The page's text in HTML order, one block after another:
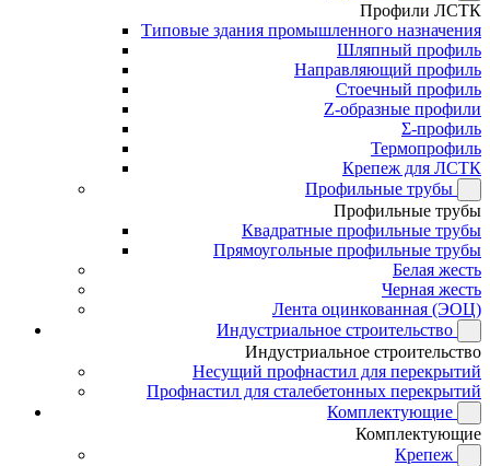
Профили ЛСТК
Типовые здания промышленного назначения
Шляпный профиль
Направляющий профиль
Стоечный профиль
Z-образные профили
Σ-профиль
Термопрофиль
Крепеж для ЛСТК
Профильные трубы
Профильные трубы
Квадратные профильные трубы
Прямоугольные профильные трубы
Белая жесть
Черная жесть
Лента оцинкованная (ЭОЦ)
Индустриальное строительство
Индустриальное строительство
Несущий профнастил для перекрытий
Профнастил для сталебетонных перекрытий
Комплектующие
Комплектующие
Крепеж